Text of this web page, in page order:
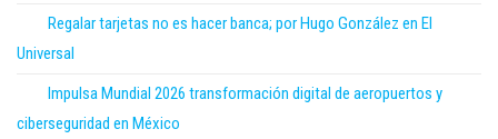
Regalar tarjetas no es hacer banca; por Hugo González en El
Universal
Impulsa Mundial 2026 transformación digital de aeropuertos y
ciberseguridad en México